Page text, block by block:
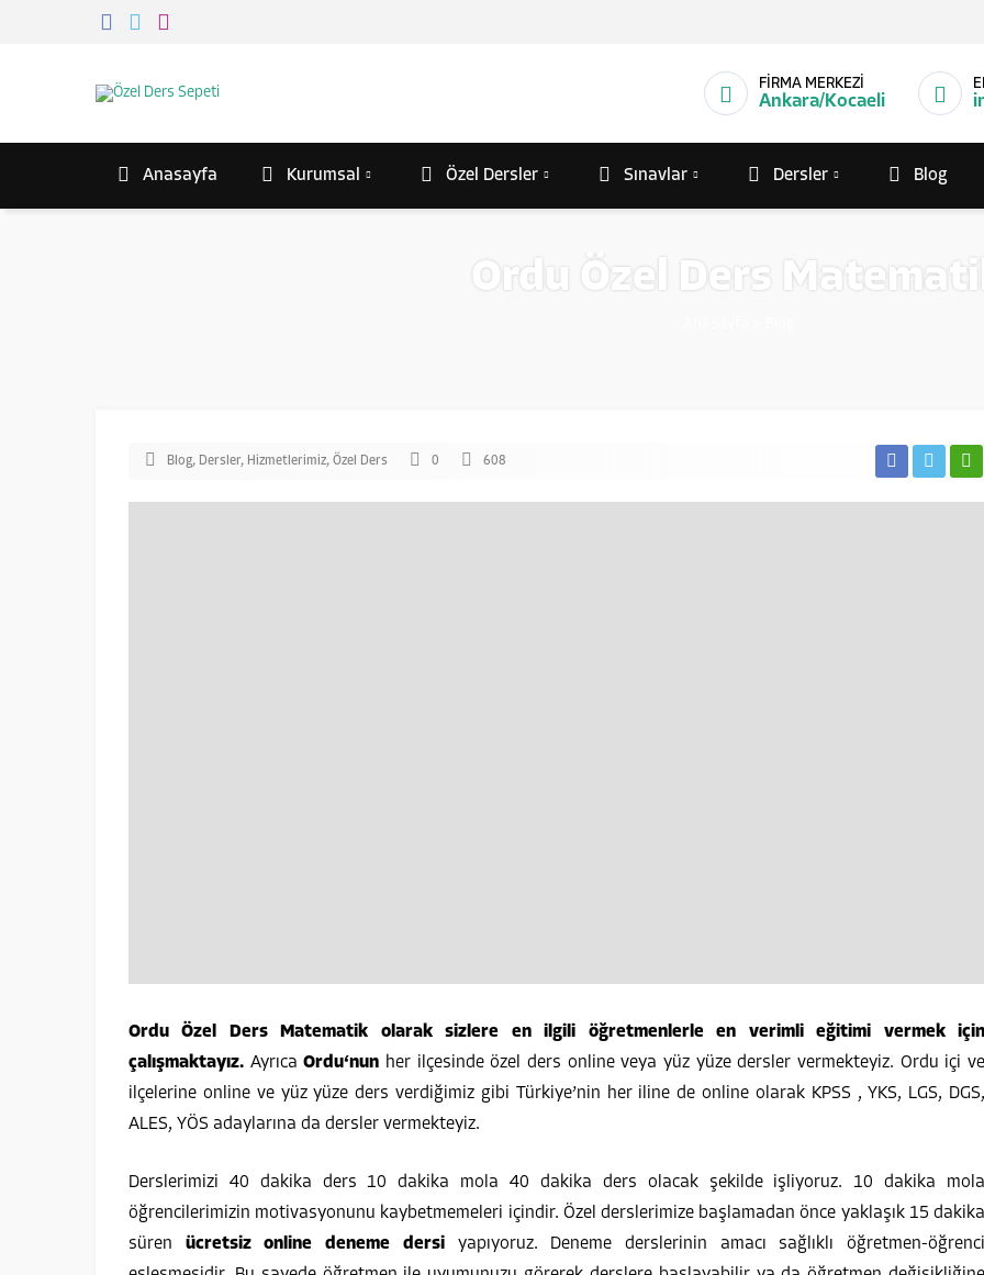
FİRMA MERKEZİ
Ankara/Kocaeli
Anasayfa Kurumsal Özel Dersler Sınavlar Dersler Blog
Ordu Özel Ders
Blog, Dersler, Hizmetlerimiz, Özel Ders 0 608
Ordu Özel Ders Matematik olarak sizlere en ilgili öğretmenlerle en verimli eğitimi vermek için
çalışmaktayız. Ayrıca Ordu‘nun her ilçesinde özel ders online veya yüz yüze dersler vermekteyiz. Ordu içi
ilçelerine online ve yüz yüze ders verdiğimiz gibi Türkiye’nin her iline de online olarak KPSS , YKS, LGS, DGS,
ALES, YÖS adaylarına da dersler vermekteyiz.
Derslerimizi 40 dakika ders 10 dakika mola 40 dakika ders olacak şekilde işliyoruz. 10 dakika mola
öğrencilerimizin motivasyonunu kaybetmemeleri içindir. Özel derslerimize başlamadan önce yaklaşık 15 dakika
süren ücretsiz online deneme dersi yapıyoruz. Deneme derslerinin amacı sağlıklı öğretmen-